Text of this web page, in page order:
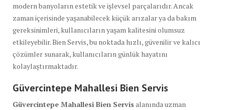
modern banyoların estetik ve işlevsel parçalarıdır. Ancak
zaman içerisinde yaşanabilecek küçük arızalar ya da bakım
gereksinimleri, kullanıcıların yaşam kalitesini olumsuz
etkileyebilir. Bien Servis, bu noktada hızlı, güvenilir ve kalıcı
çözümler sunarak, kullanıcıların günlük hayatını
kolaylaştırmaktadır.
Güvercintepe Mahallesi Bien Servis
Güvercintepe Mahallesi Bien Servis alanında uzman